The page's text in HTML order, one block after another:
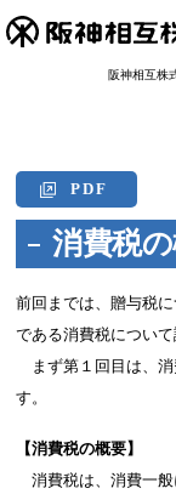
阪神相互株
PDF
消費税
前回までは、贈与税
である消費税について
まず第１回目は、消
す。
【消費税の概要】
消費税は、消費一般